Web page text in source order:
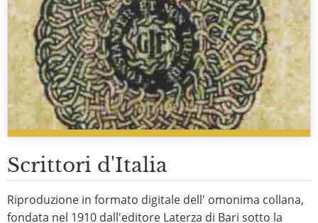
Scrittori d'Italia
Riproduzione in formato digitale dell' omonima collana,
fondata nel 1910 dall'editore Laterza di Bari sotto la